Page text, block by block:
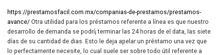
https://prestamosfacil.com.mx/companias-de-prestamos/prestamos-
avance/ Otra utilidad para los préstamos referente a línea es que nuestro
desarrollo de demanda se podrí¡ terminar las 24 horas de el data, las siete
días de su cantidad de dias. Esto le deja apelar un préstamo una vez que
lo perfectamente necesite, lo cual suele ser sobre todo útil referente a